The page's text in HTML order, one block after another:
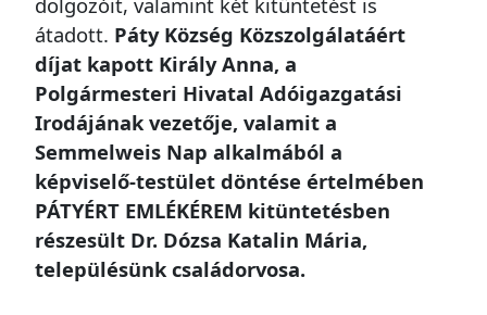
átadott. Páty Község Közszolgálatáért
díjat kapott Király Anna, a
Polgármesteri Hivatal Adóigazgatási
Irodájának vezetője, valamit a
Semmelweis Nap alkalmából a
képviselő-testület döntése értelmében
PÁTYÉRT EMLÉKÉREM kitüntetésben
részesült Dr. Dózsa Katalin Mária,
településünk családorvosa.